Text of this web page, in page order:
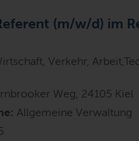
(m/w/d) im
Verkehr,
Weg, 24105 Kiel
Allgemeine Verwaltung